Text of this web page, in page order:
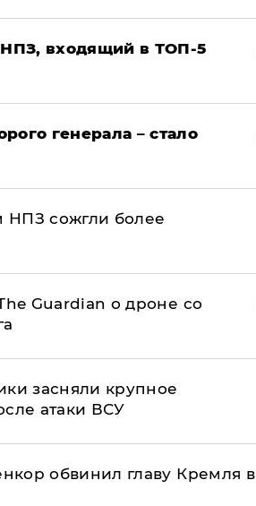
входящий в ТОП-5
генерала – стало
НПЗ сожгли более
Guardian о дроне со
засняли крупное
атаки ВСУ
обвинил главу Кремля в